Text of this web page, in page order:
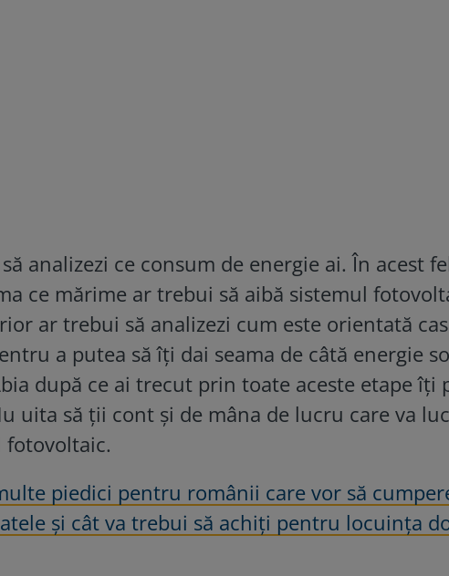
analizezi ce consum de energie ai. În acest
ce mărime ar trebui să aibă sistemul
ar trebui să analizezi cum este orientată
a putea să îți dai seama de câtă energie
după ce ai trecut prin toate aceste etape îți
uita să ții cont și de mâna de lucru care va
fotovoltaic.
piedici pentru românii care vor să
și cât va trebui să achiți pentru locuința